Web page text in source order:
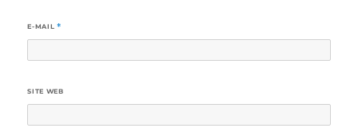
E-MAIL *
SITE WEB